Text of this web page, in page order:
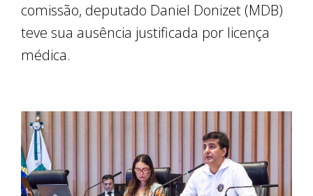
comissão, deputado Daniel Donizet (MDB)
teve sua ausência justificada por licença
médica.